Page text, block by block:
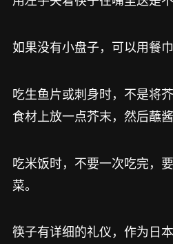
如果没有小盘子，可以用餐巾
吃生鱼片或刺身时，不是将
食材上放一点芥末，然后蘸酱
吃米饭时，不要一次吃完，
菜。
筷子有详细的礼仪，作为日